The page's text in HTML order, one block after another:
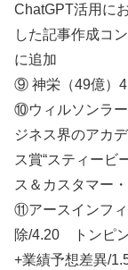
ChatGPT活用に
した記事作成コ
に追加
⑨ 神栄（49億）
⑩ウィルソンラ
ジネス界のアカ
ス賞“スティービ
ス＆カスタマー
⑪アースインフ
除/4.20 トンピ
+業績予想差異/